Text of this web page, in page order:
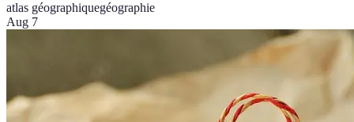
atlas géographiquegéographie
Aug 7